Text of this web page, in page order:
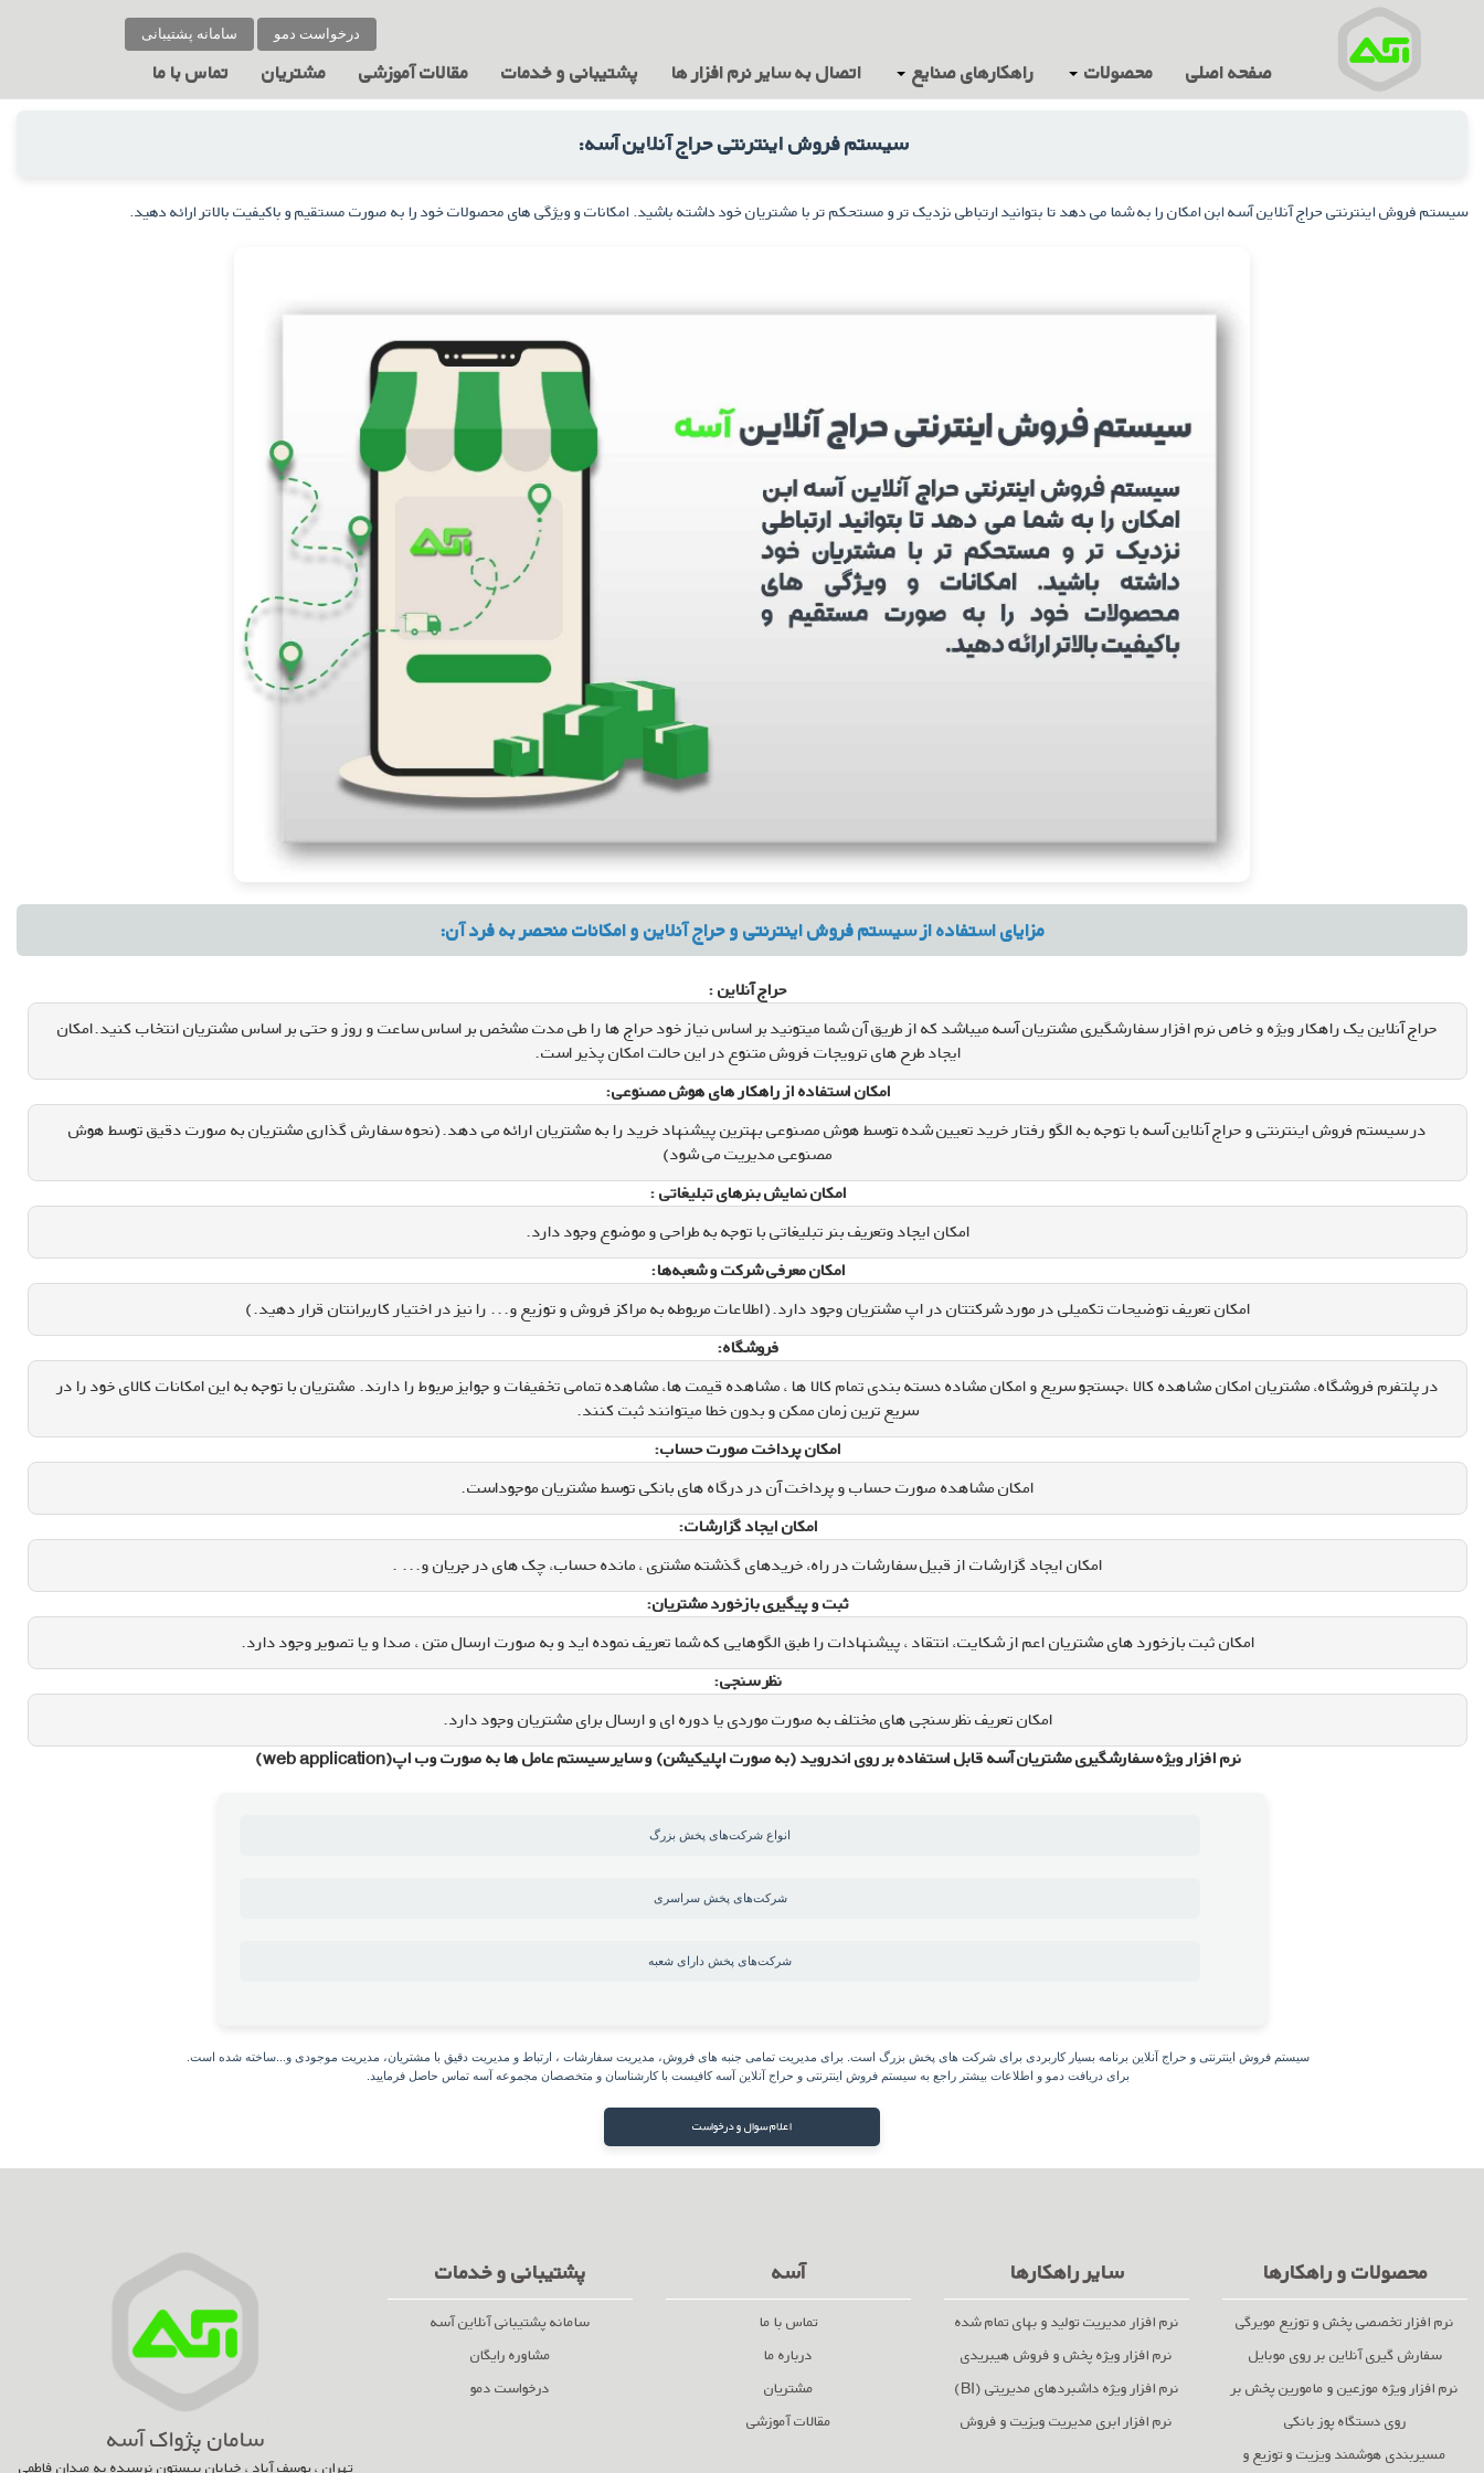
درخواست دمو سامانه پشتیبانی
صفحه اصلی محصولات راهکارهای صنایع اتصال به سایر نرم افزار ها پشتیبانی و خدمات مقالات آموزشی مشتریان تماس با ما
سیستم فروش اینترنتی حراج آنلاین آسه:
سیستم فروش اینترنتی حراج آنلاین آسه ابن امکان را به شما می دهد تا بتوانید ارتباطی نزدیک تر و مستحکم تر با مشتریان خود داشته باشید. امکانات و ویژگی های محصولات خود را به صورت مستقیم و باکیفیت بالاتر ارائه دهید.
مزایای استفاده از سیستم فروش اینترنتی و حراج آنلاین و امکانات منحصر به فرد آن:
حراج آنلاین :
حراج آنلاین یک راهکار ویژه و خاص نرم افزار سفارشگیری مشتریان آسه میباشد که از طریق آن شما میتونید بر اساس نیاز خود حراج ها را طی مدت مشخص بر اساس ساعت و روز و حتی بر اساس مشتریان انتخاب کنید.امکان
ایجاد طرح های ترویجات فروش متنوع در این حالت امکان پذیر است.
امکان استفاده از راهکار های هوش مصنوعی:
در سیستم فروش اینترنتی و حراج آنلاین آسه با توجه به الگو رفتار خرید تعیین شده توسط هوش مصنوعی بهترین پیشنهاد خرید را به مشتریان ارائه می دهد.(نحوه سفارش گذاری مشتریان به صورت دقیق توسط هوش
مصنوعی مدیریت می شود)
امکان نمایش بنرهای تبلیغاتی :
امکان ایجاد وتعریف بنر تبلیغاتی با توجه به طراحی و موضوع وجود دارد.
امکان معرفی شرکت و شعبه‌ها:
امکان تعریف توضیحات تکمیلی در مورد شرکتتان در اپ مشتریان وجود دارد.(اطلاعات مربوطه به مراکز فروش و توزیع و... را نیز در اختیار کاربرانتان قرار دهید.)
فروشگاه:
در پلتفرم فروشگاه، مشتریان امکان مشاهده کالا ،جستجو سریع و امکان مشاده دسته بندی تمام کالا ها ، مشاهده قیمت ها، مشاهده تمامی تخفیفات و جوایز مربوط را دارند. مشتریان با توجه به این امکانات کالای خود را در
سریع ترین زمان ممکن و بدون خطا میتوانند ثبت کنند.
امکان پرداخت صورت حساب:
امکان مشاهده صورت حساب و پرداخت آن در درگاه های بانکی توسط مشتریان موجوداست.
امکان ایجاد گزارشات:
امکان ایجاد گزارشات از قبیل سفارشات در راه، خریدهای گذشته مشتری ، مانده حساب، چک های در جریان و... .
ثبت و پیگیری بازخورد مشتریان:
امکان ثبت بازخورد های مشتریان اعم از شکایت، انتقاد ، پیشنهادات را طبق الگوهایی که شما تعریف نموده اید و به صورت ارسال متن ، صدا و یا تصویر وجود دارد.
نظر سنجی:
امکان تعریف نظر سنجی های مختلف به صورت موردی یا دوره ای و ارسال برای مشتریان وجود دارد.
نرم افزار ویژه سفارشگیری مشتریان آسه قابل استفاده بر روی اندروید (به صورت اپلیکیشن) و سایر سیستم عامل ها به صورت وب اپ(web application)
انواع شرکت‌های پخش بزرگ
شرکت‌های پخش سراسری
شرکت‌های پخش دارای شعبه
سیستم فروش اینترنتی و حراج آنلاین برنامه بسیار کاربردی برای شرکت های پخش بزرگ است. برای مدیریت تمامی جنبه های فروش، مدیریت سفارشات ، ارتباط و مدیریت دقیق با مشتریان، مدیریت موجودی و...ساخته شده است.
برای دریافت دمو و اطلاعات بیشتر راجع به سیستم فروش اینترنتی و حراج آنلاین آسه کافیست با کارشناسان و متخصصان مجموعه آسه تماس حاصل فرمایید.
اعلام سوال و درخواست
محصولات و راهکارها
نرم افزار تخصصی پخش و توزیع مویرگی
سفارش گیری آنلاین بر روی موبایل
نرم افزار ویژه موزعین و مامورین پخش بر
روی دستگاه پوز بانکی
مسیربندی هوشمند ویزیت و توزیع و
سایر راهکارها
نرم افزار مدیریت تولید و بهای تمام شده
نرم افزار ویژه پخش و فروش هیبریدی
نرم افزار ویژه داشبردهای مدیریتی (BI)
نرم افزار ابری مدیریت ویزیت و فروش
آسه
تماس با ما
درباره ما
مشتریان
مقالات آموزشی
پشتیبانی و خدمات
سامانه پشتیبانی آنلاین آسه
مشاوره رایگان
درخواست دمو
سامان پژواک آسه
تهران ، یوسف آباد ، خیابان بیستون نرسیده به میدان فاطمی